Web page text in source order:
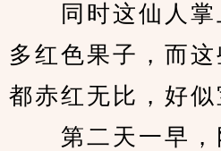
同时这仙人掌
多红色果子，而
都赤红无比，好似
第二天一早，